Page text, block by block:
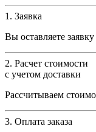
1. Заявка
Вы оставляете
2. Расчет стоимости
с учетом доставки
Рассчитываем
3. Оплата заказа